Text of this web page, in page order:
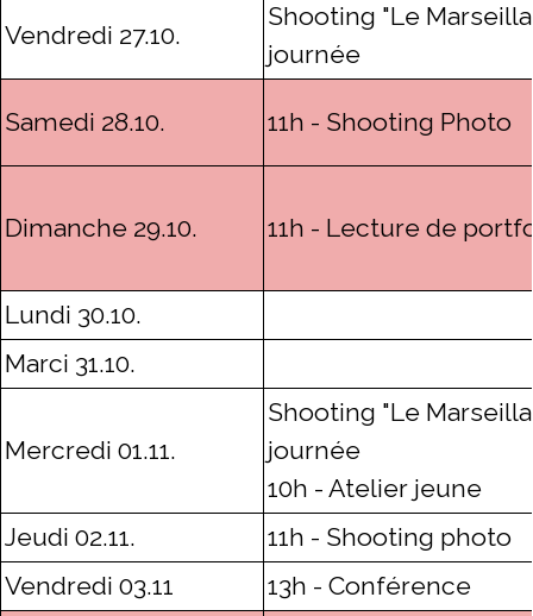
Vendredi 27.10.
Shooting "Le
journée
Samedi 28.10. 11h - Shooting Photo
Dimanche 29.10. 11h - Lecture de
Lundi 30.10.
Marci 31.10.
Mercredi 01.11.
Shooting "Le
journée
10h - Atelier jeune
Jeudi 02.11.
11h - Shooting photo
Vendredi 03.11
13h - Conférence